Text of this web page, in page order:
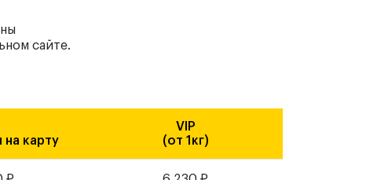
сайте.
на карту
VIP
(от 1кг)